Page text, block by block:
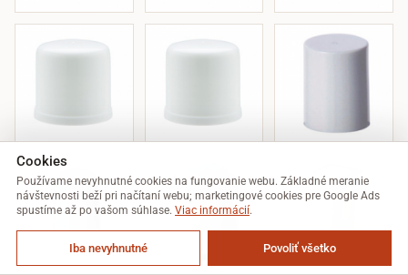
Cookies
Používame nevyhnutné cookies na fungovanie webu. Základné meranie
návštevnosti beží pri načítaní webu; marketingové cookies pre Google Ads
spustíme až po vašom súhlase. Viac informácií.
Iba nevyhnutné Povoliť všetko